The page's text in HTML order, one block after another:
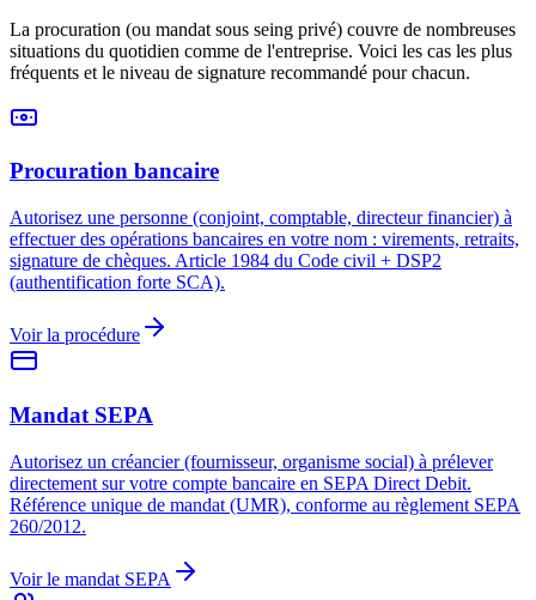
La procuration (ou mandat sous seing privé) couvre de nombreuses
situations du quotidien comme de l'entreprise. Voici les cas les plus
fréquents et le niveau de signature recommandé pour chacun.
Procuration bancaire
Autorisez une personne (conjoint, comptable, directeur financier) à
effectuer des opérations bancaires en votre nom : virements, retraits,
signature de chèques. Article 1984 du Code civil + DSP2
(authentification forte SCA).
Voir la procédure
Mandat SEPA
Autorisez un créancier (fournisseur, organisme social) à prélever
directement sur votre compte bancaire en SEPA Direct Debit.
Référence unique de mandat (UMR), conforme au règlement SEPA
260/2012.
Voir le mandat SEPA